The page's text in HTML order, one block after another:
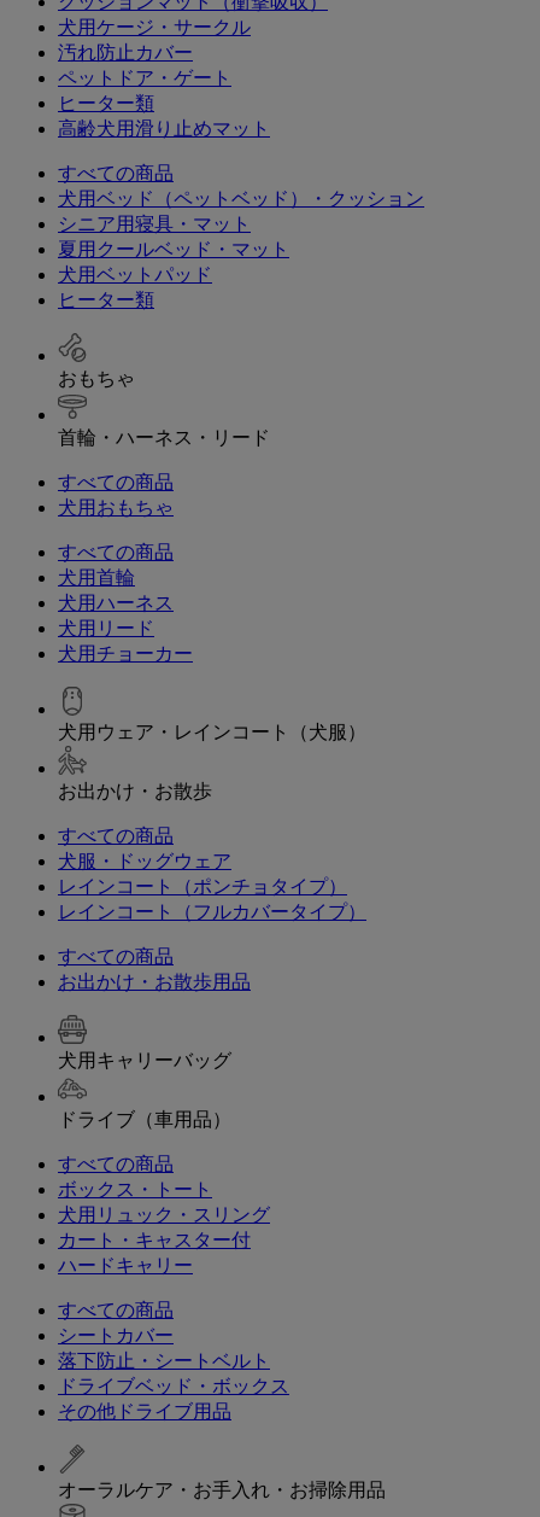
犬用ケージ・サークル
汚れ防止カバー
ペットドア・ゲート
ヒーター類
高齢犬用滑り止めマット
すべての商品
犬用ベッド（ペットベッド）・クッション
シニア用寝具・マット
夏用クールベッド・マット
犬用ベットパッド
ヒーター類
おもちゃ
首輪・ハーネス・リード
すべての商品
犬用おもちゃ
すべての商品
犬用首輪
犬用ハーネス
犬用リード
犬用チョーカー
犬用ウェア・レインコート（犬服）
お出かけ・お散歩
すべての商品
犬服・ドッグウェア
レインコート（ポンチョタイプ）
レインコート（フルカバータイプ）
すべての商品
お出かけ・お散歩用品
犬用キャリーバッグ
ドライブ（車用品）
すべての商品
ボックス・トート
犬用リュック・スリング
カート・キャスター付
ハードキャリー
すべての商品
シートカバー
落下防止・シートベルト
ドライブベッド・ボックス
その他ドライブ用品
オーラルケア・お手入れ・お掃除用品